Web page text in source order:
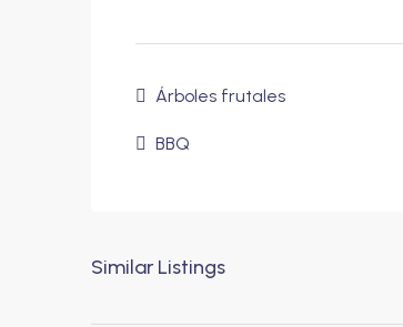
Árboles frutales
BBQ
Similar Listings